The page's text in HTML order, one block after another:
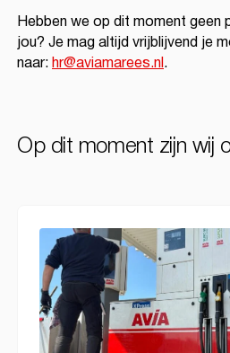
Hebben we op dit moment
jou? Je mag altijd vrijblijvend je
naar:hr@aviamarees.nl.
Op dit moment zijn wij